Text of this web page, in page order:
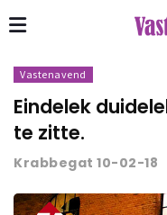
Vastenavend
Eindelek
te zitte.
Krabbegat 10-02-18